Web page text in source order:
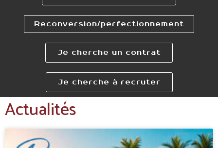
Reconversion/perfectionnement
Je cherche un contrat
Je cherche à recruter
Actualités